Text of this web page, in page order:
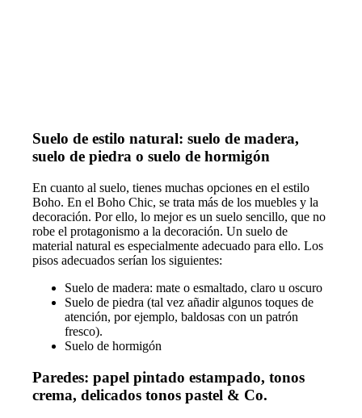
Suelo de estilo natural: suelo de madera,
suelo de piedra o suelo de hormigón
En cuanto al suelo, tienes muchas opciones en el estilo
Boho. En el Boho Chic, se trata más de los muebles y la
decoración. Por ello, lo mejor es un suelo sencillo, que no
robe el protagonismo a la decoración. Un suelo de
material natural es especialmente adecuado para ello. Los
pisos adecuados serían los siguientes:
Suelo de madera: mate o esmaltado, claro u oscuro
Suelo de piedra (tal vez añadir algunos toques de
atención, por ejemplo, baldosas con un patrón
fresco).
Suelo de hormigón
Paredes: papel pintado estampado, tonos
crema, delicados tonos pastel & Co.